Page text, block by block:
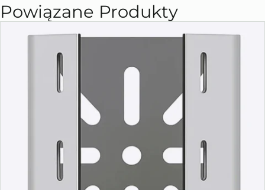
Powiązane Produkty